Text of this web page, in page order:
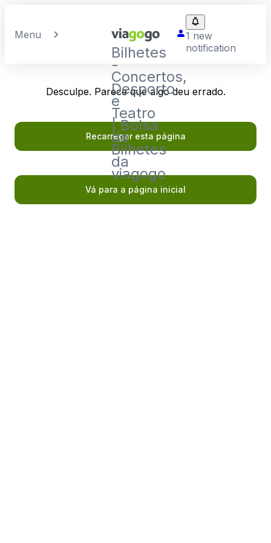
Menu
Bilhetes
-
Concertos,
Desporto
e
Teatro
| Bolsa
de
Bilhetes
da
viagogo
1 new
notification
Desculpe. Parece que algo deu errado.
Recarregar esta página
Vá para a página inicial